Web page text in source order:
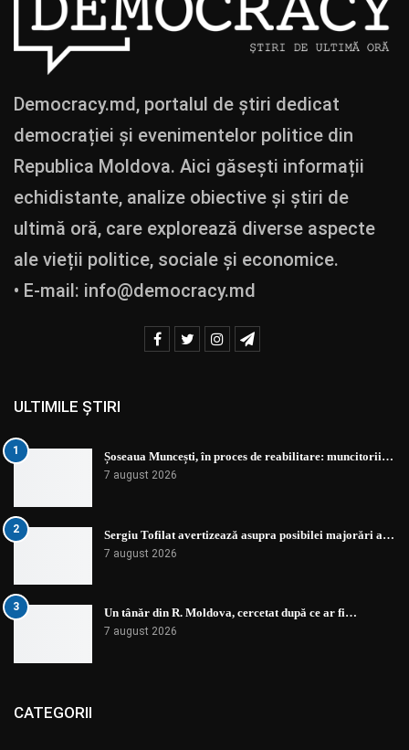
Democracy.md, portalul de știri dedicat
democrației și evenimentelor politice din
Republica Moldova. Aici găsești informații
echidistante, analize obiective și știri de
ultimă oră, care explorează diverse aspecte
ale vieții politice, sociale și economice.
• E-mail: info@democracy.md
ULTIMILE ȘTIRI
1 Șoseaua Muncești, în proces de reabilitare: muncitorii…
7 august 2026
2 Sergiu Tofilat avertizează asupra posibilei majorări a…
7 august 2026
3 Un tânăr din R. Moldova, cercetat după ce ar fi…
7 august 2026
CATEGORII